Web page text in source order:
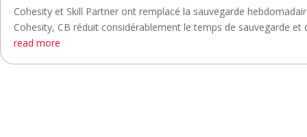
Cohesity et Skill Partner ont remplacé la sauvegarde
Cohesity, CB réduit considérablement le temps de sauvegarde et
read more